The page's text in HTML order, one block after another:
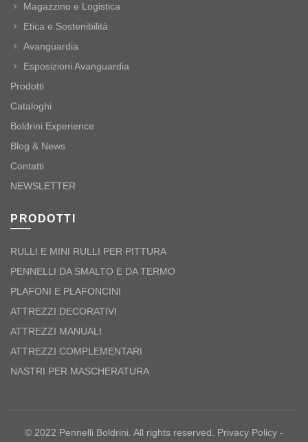
Magazzino e Logistica
Etica e Sostenibilità
Avanguardia
Esposizioni Avanguardia
Prodotti
Cataloghi
Boldrini Experience
Blog & News
Contatti
NEWSLETTER
PRODOTTI
RULLI E MINI RULLI PER PITTURA
PENNELLI DA SMALTO E DA TERMO
PLAFONI E PLAFONCINI
ATTREZZI DECORATIVI
ATTREZZI MANUALI
ATTREZZI COMPLEMENTARI
NASTRI PER MASCHERATURA
© 2022 Pennelli Boldrini. All rights reserved. Privacy Policy -